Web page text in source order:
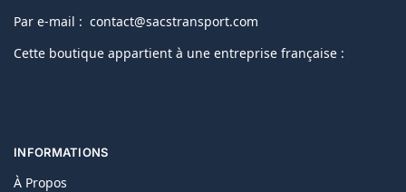
Par e-mail : contact@sacstransport.com
Cette boutique appartient à une entreprise française :
INFORMATIONS
À Propos